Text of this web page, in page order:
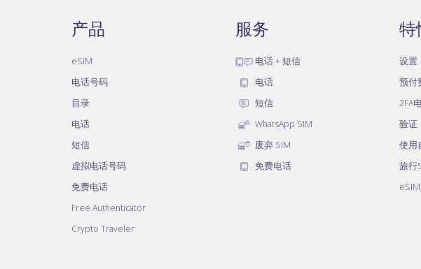
产品
eSIM
电话号码
目录
电话
短信
虚拟电话号码
免费电话
Free Authenticator
Crypto Traveler
服务
电话 + 短信
电话
短信
WhatsApp SIM
废弃 SIM
免费电话
特
设置
预付
2FA
验证
使用
旅行